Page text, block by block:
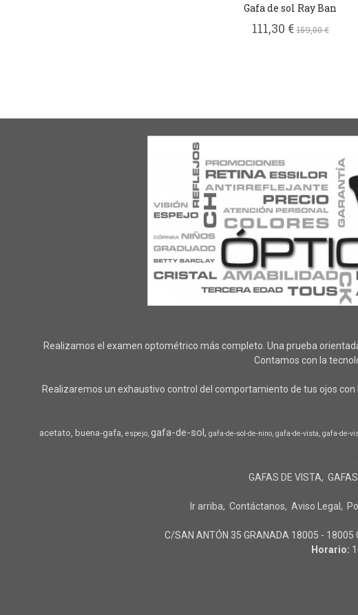
Gafa de sol Ray Ban
111,30 €159,00 €
Realizamos el examen optométrico más completo. Una prueba
Contamos con la
Realizaremos un exhaustivo control del comportamiento de tus ojos
acetato buena-gafa espejo gafa-de-sol gafa-de-sol-de-nino gafa-de-vista gafa-de-
GAFAS DE VISTA
Ir arriba Contáctanos Aviso Legal
C/SAN ANTÓN 35 GRANADA 18005 -
Horario: